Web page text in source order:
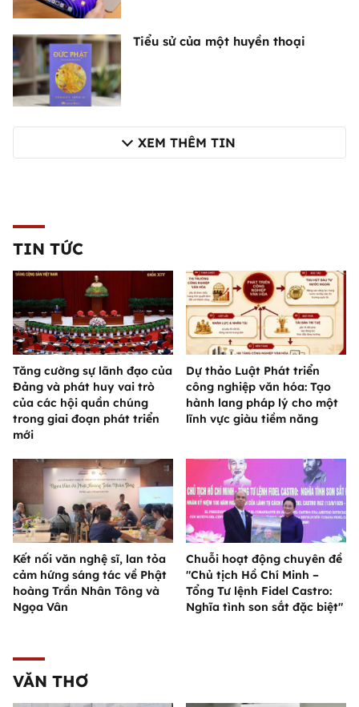
Tiểu sử của một huyền thoại
XEM THÊM TIN
TIN TỨC
Tăng cường sự lãnh đạo của
Đảng và phát huy vai trò
của các hội quần chúng
trong giai đoạn phát triển
mới
Dự thảo Luật Phát triển
công nghiệp văn hóa: Tạo
hành lang pháp lý cho một
lĩnh vực giàu tiềm năng
Kết nối văn nghệ sĩ, lan tỏa
cảm hứng sáng tác về Phật
hoàng Trần Nhân Tông và
Ngọa Vân
Chuỗi hoạt động chuyên đề
"Chủ tịch Hồ Chí Minh –
Tổng Tư lệnh Fidel Castro:
Nghĩa tình son sắt đặc biệt"
VĂN THƠ